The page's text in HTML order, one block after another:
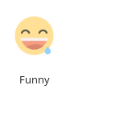
Funny